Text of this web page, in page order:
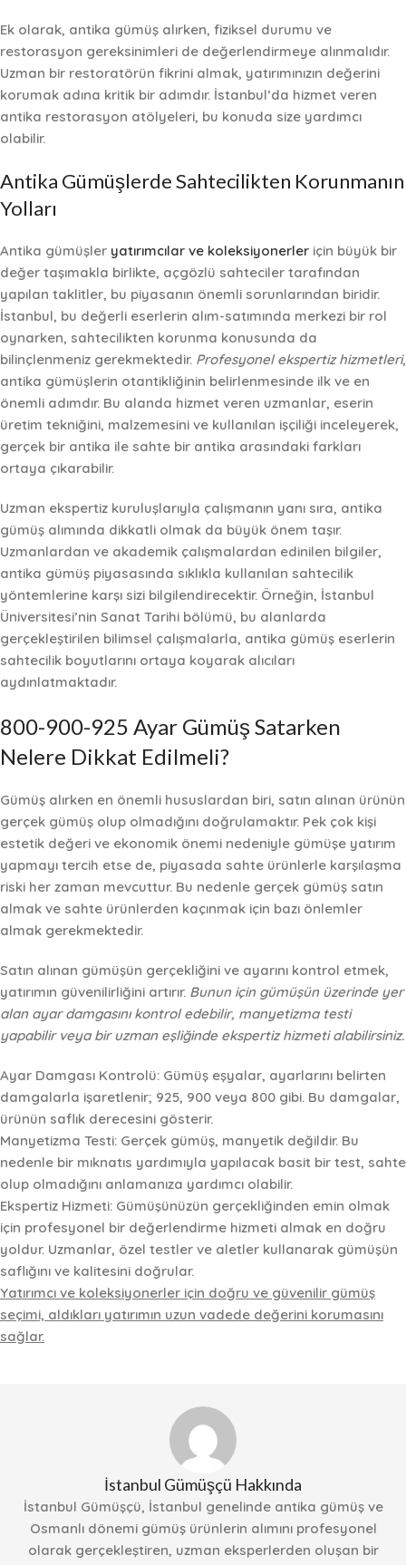
Ek olarak, antika gümüş alırken, fiziksel durumu ve
restorasyon gereksinimleri de değerlendirmeye alınmalıdır.
Uzman bir restoratörün fikrini almak, yatırımınızın değerini
korumak adına kritik bir adımdır. İstanbul’da hizmet veren
antika restorasyon atölyeleri, bu konuda size yardımcı
olabilir.
Antika Gümüşlerde Sahtecilikten Korunmanın
Yolları
Antika gümüşler yatırımcılar ve koleksiyonerler için büyük bir
değer taşımakla birlikte, açgözlü sahteciler tarafından
yapılan taklitler, bu piyasanın önemli sorunlarından biridir.
İstanbul, bu değerli eserlerin alım-satımında merkezi bir rol
oynarken, sahtecilikten korunma konusunda da
bilinçlenmeniz gerekmektedir. Profesyonel ekspertiz hizmetleri,
antika gümüşlerin otantikliğinin belirlenmesinde ilk ve en
önemli adımdır. Bu alanda hizmet veren uzmanlar, eserin
üretim tekniğini, malzemesini ve kullanılan işçiliği inceleyerek,
gerçek bir antika ile sahte bir antika arasındaki farkları
ortaya çıkarabilir.
Uzman ekspertiz kuruluşlarıyla çalışmanın yanı sıra, antika
gümüş alımında dikkatli olmak da büyük önem taşır.
Uzmanlardan ve akademik çalışmalardan edinilen bilgiler,
antika gümüş piyasasında sıklıkla kullanılan sahtecilik
yöntemlerine karşı sizi bilgilendirecektir. Örneğin, İstanbul
Üniversitesi’nin Sanat Tarihi bölümü, bu alanlarda
gerçekleştirilen bilimsel çalışmalarla, antika gümüş eserlerin
sahtecilik boyutlarını ortaya koyarak alıcıları
aydınlatmaktadır.
800-900-925 Ayar Gümüş Satarken
Nelere Dikkat Edilmeli?
Gümüş alırken en önemli hususlardan biri, satın alınan ürünün
gerçek gümüş olup olmadığını doğrulamaktır. Pek çok kişi
estetik değeri ve ekonomik önemi nedeniyle gümüşe yatırım
yapmayı tercih etse de, piyasada sahte ürünlerle karşılaşma
riski her zaman mevcuttur. Bu nedenle gerçek gümüş satın
almak ve sahte ürünlerden kaçınmak için bazı önlemler
almak gerekmektedir.
Satın alınan gümüşün gerçekliğini ve ayarını kontrol etmek,
yatırımın güvenilirliğini artırır. Bunun için gümüşün üzerinde yer
alan ayar damgasını kontrol edebilir, manyetizma testi
yapabilir veya bir uzman eşliğinde ekspertiz hizmeti alabilirsiniz.
Ayar Damgası Kontrolü: Gümüş eşyalar, ayarlarını belirten
damgalarla işaretlenir; 925, 900 veya 800 gibi. Bu damgalar,
ürünün saflık derecesini gösterir.
Manyetizma Testi: Gerçek gümüş, manyetik değildir. Bu
nedenle bir mıknatıs yardımıyla yapılacak basit bir test, sahte
olup olmadığını anlamanıza yardımcı olabilir.
Ekspertiz Hizmeti: Gümüşünüzün gerçekliğinden emin olmak
için profesyonel bir değerlendirme hizmeti almak en doğru
yoldur. Uzmanlar, özel testler ve aletler kullanarak gümüşün
saflığını ve kalitesini doğrular.
Yatırımcı ve koleksiyonerler için doğru ve güvenilir gümüş
seçimi, aldıkları yatırımın uzun vadede değerini korumasını
sağlar.
İstanbul Gümüşçü Hakkında
İstanbul Gümüşçü, İstanbul genelinde antika gümüş ve
Osmanlı dönemi gümüş ürünlerin alımını profesyonel
olarak gerçekleştiren, uzman eksperlerden oluşan bir